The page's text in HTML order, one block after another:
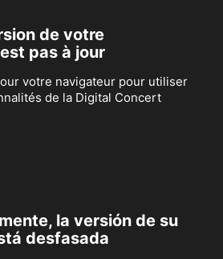
de votre
pas à jour
votre navigateur pour utiliser
de la Digital Concert
la versión de su
desfasada